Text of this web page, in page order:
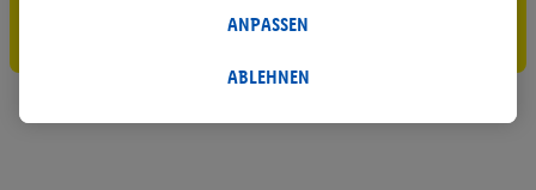
Gutschein sichern!
Statistik-Erstellung oder für personalisierte Werbung
Datenverarbeitungen für personalisierte Werbung werden
ABLEHNEN
ANPASSEN